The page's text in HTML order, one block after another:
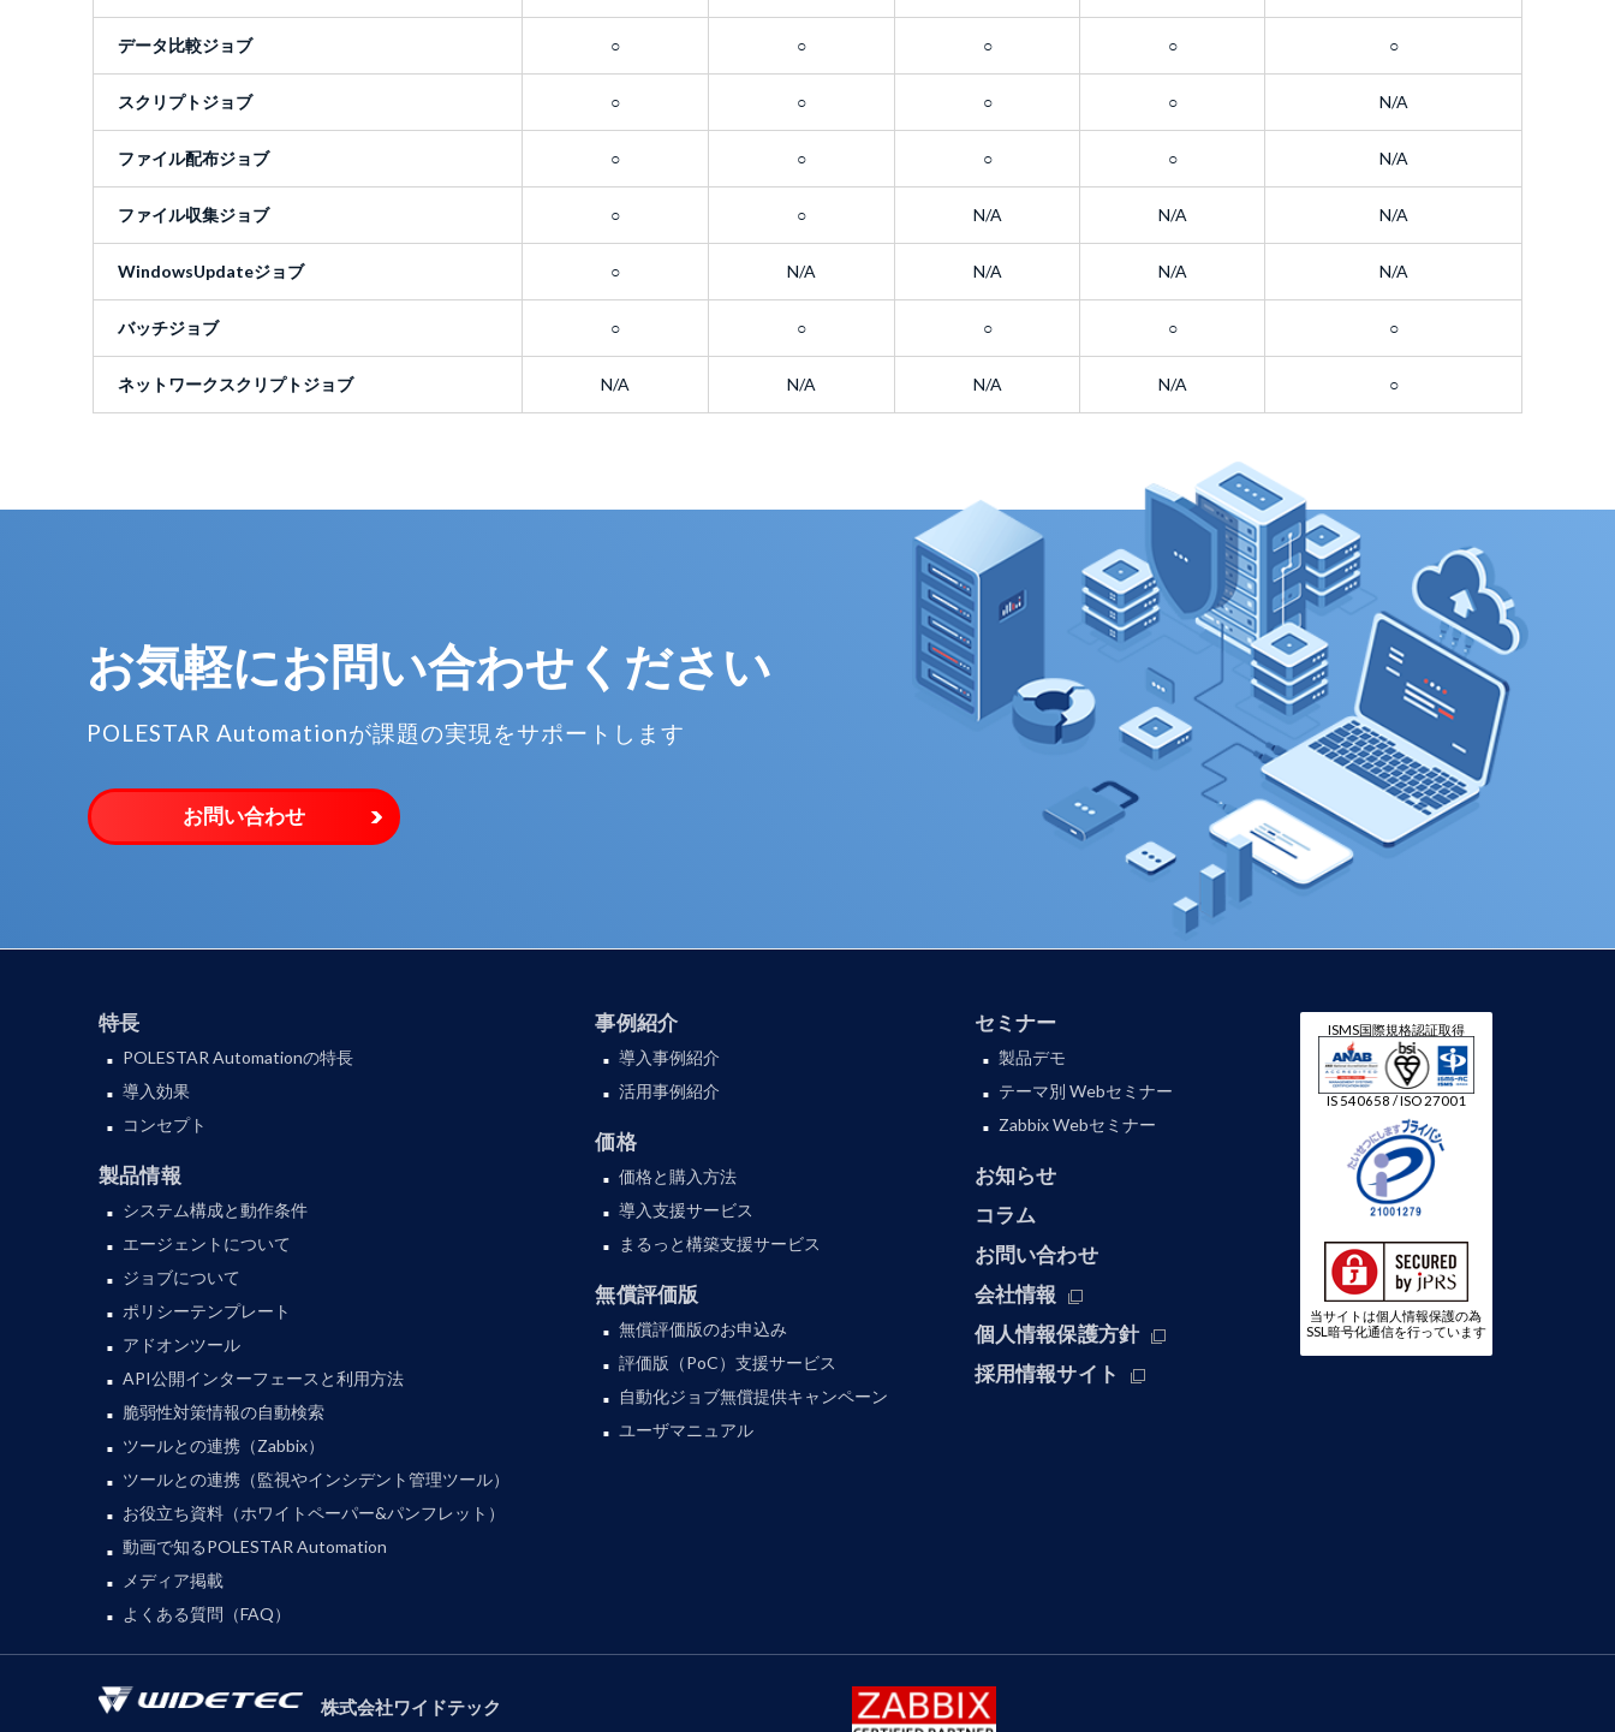
データ比較ジョブ ○ ○ ○ ○ ○
スクリプトジョブ ○ ○ ○ ○ N/A
ファイル配布ジョブ ○ ○ ○ ○ N/A
ファイル収集ジョブ ○ ○ N/A N/A N/A
WindowsUpdateジョブ ○ N/A N/A N/A N/A
バッチジョブ ○ ○ ○ ○ ○
ネットワークスクリプトジョブ N/A N/A N/A N/A ○
お気軽にお問い合わせください
POLESTAR Automationが課題の実現をサポートします
お問い合わせ
特長
POLESTAR Automationの特長
導入効果
コンセプト
製品情報
システム構成と動作条件
エージェントについて
ジョブについて
ポリシーテンプレート
アドオンツール
API公開インターフェースと利用方法
脆弱性対策情報の自動検索
ツールとの連携（Zabbix）
ツールとの連携（監視やインシデント管理ツール）
お役立ち資料（ホワイトペーパー&パンフレット）
動画で知るPOLESTAR Automation
メディア掲載
よくある質問（FAQ）
事例紹介
導入事例紹介
活用事例紹介
価格
価格と購入方法
導入支援サービス
まるっと構築支援サービス
無償評価版
無償評価版のお申込み
評価版（PoC）支援サービス
自動化ジョブ無償提供キャンペーン
ユーザマニュアル
セミナー
製品デモ
テーマ別 Webセミナー
Zabbix Webセミナー
お知らせ
コラム
お問い合わせ
会社情報
個人情報保護方針
採用情報サイト
ISMS国際規格認証取得
IS 540658 / ISO 27001
当サイトは個人情報保護の為
SSL暗号化通信を行っています
株式会社ワイドテック